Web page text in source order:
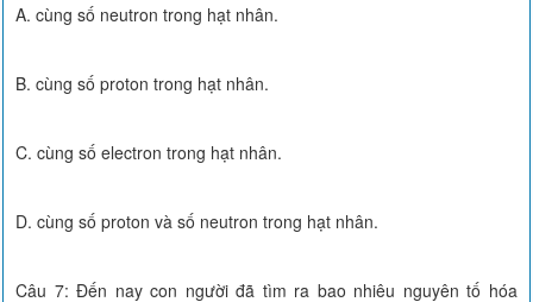
A. cùng số neutron trong hạt nhân.
B. cùng số proton trong hạt nhân.
C. cùng số electron trong hạt nhân.
D. cùng số proton và số neutron trong hạt nhân.
Câu 7: Đến nay con người đã tìm ra bao nhiêu nguyên tố hóa